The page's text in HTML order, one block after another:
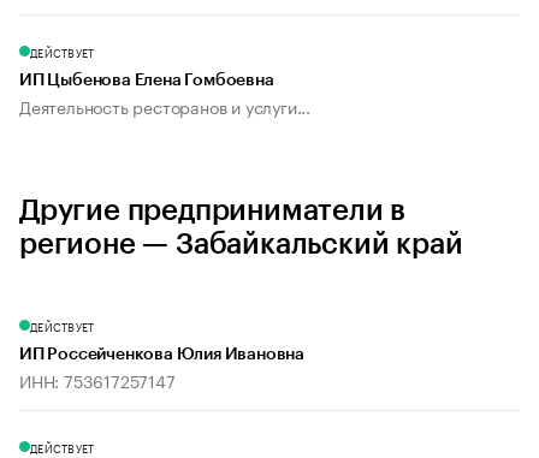
ДЕЙСТВУЕТ
ИП Цыбенова Елена Гомбоевна
Деятельность ресторанов и услуги...
Другие предприниматели в
регионе — Забайкальский край
ДЕЙСТВУЕТ
ИП Россейченкова Юлия Ивановна
ИНН: 753617257147
ДЕЙСТВУЕТ